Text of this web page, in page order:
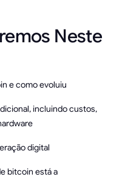
Neste
e como evoluiu
incluindo custos,
digital
bitcoin está a